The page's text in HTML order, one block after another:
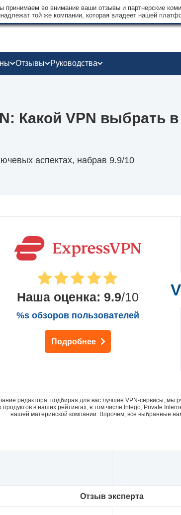
во внимание ваши отзывы и партнерские
той же компании, которая владеет нашей
Отзывы Руководства
Какой VPN выбрать в
аспектах, набрав 9.9/10
Наша оценка: 9.9/10
%s обзоров пользователей
Подробнее
редактора: подбирая для вас лучшие VPN-сервисы, мы
продуктов в наших рейтингах, в том числе Intego, Private
нашей материнской компании. Впрочем, все выбранные
Oтзыв эксперта